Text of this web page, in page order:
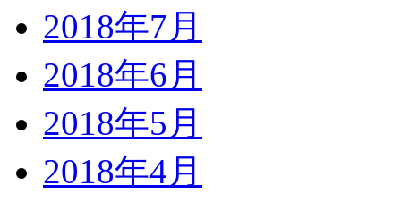
2018年7月
2018年6月
2018年5月
2018年4月